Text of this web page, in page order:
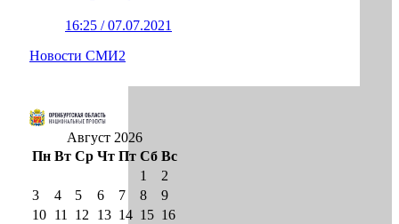
16:25 / 07.07.2021
Новости СМИ2
Август 2026
Пн Вт Ср Чт Пт Сб Вс
1
2
3
4 5 6 7 8
9
10 11 12 13 14 15 16